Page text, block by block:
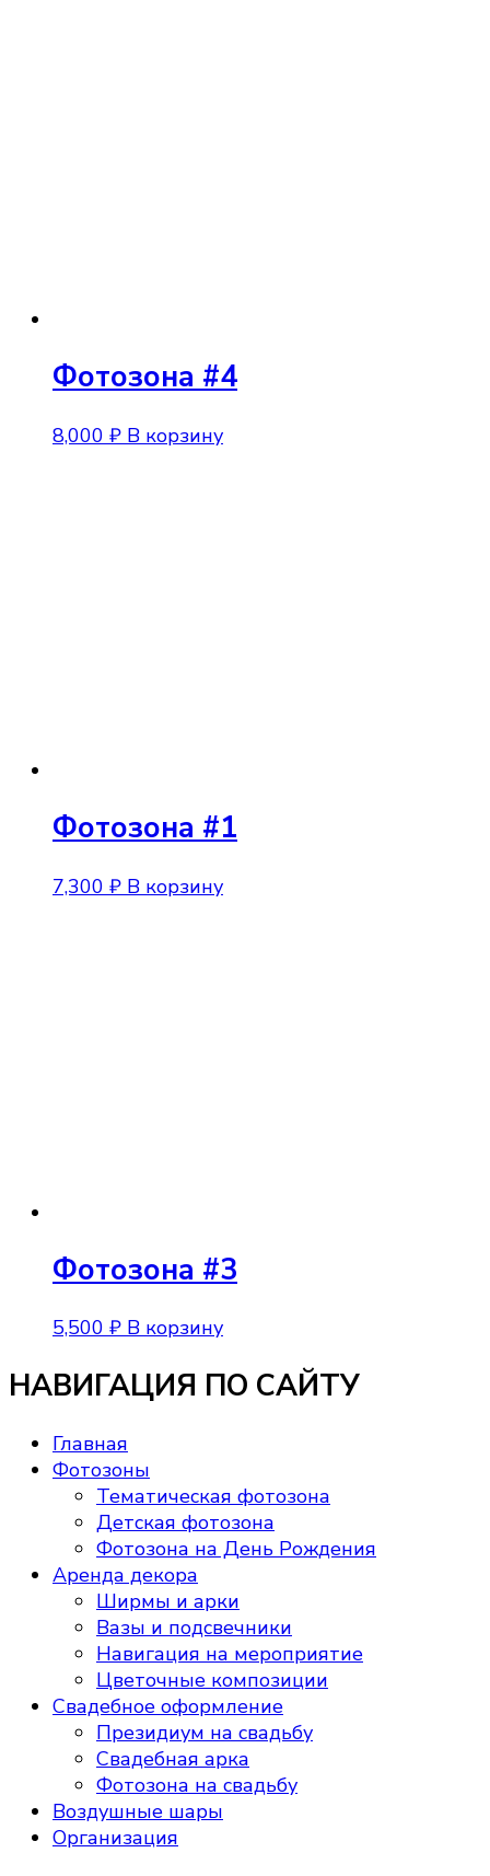
Фотозона #4
8,000 ₽ В корзину
Фотозона #1
7,300 ₽ В корзину
Фотозона #3
5,500 ₽ В корзину
НАВИГАЦИЯ ПО САЙТУ
Главная
Фотозоны
Тематическая фотозона
Детская фотозона
Фотозона на День Рождения
Аренда декора
Ширмы и арки
Вазы и подсвечники
Навигация на мероприятие
Цветочные композиции
Свадебное оформление
Президиум на свадьбу
Свадебная арка
Фотозона на свадьбу
Воздушные шары
Организация